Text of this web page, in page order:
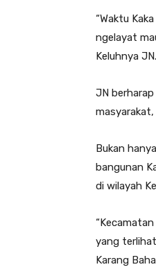
“Waktu
ngelayat
Keluhnya JN.
JN
Bukan
bangunan
di wilayah
yang
Karang